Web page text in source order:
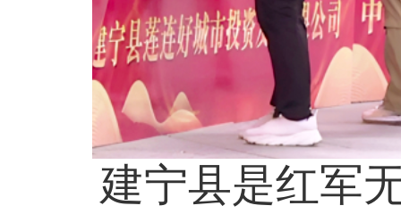
建宁县是红军